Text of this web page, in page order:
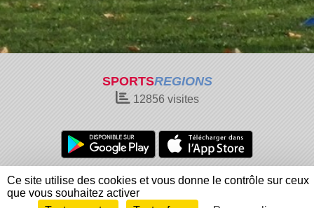
SPORTSREGIONS
12856visites
Charte cookies
Gestion des cookies
Informations légales
Signaler un contenu inapproprié
Ce site utilise des cookies et vous donne le contrôle sur ceux
que vous souhaitez activer